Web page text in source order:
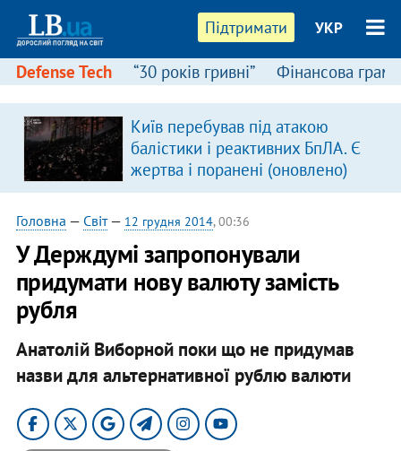
Підтримати УКР
Defense Tech “30 років гривні” Фінансова
Київ перебував під атакою
балістики і реактивних БпЛА. Є
жертва і поранені (оновлено)
Головна — Світ— 12 грудня 2014, 00:36
У Держдумі запропонували
придумати нову валюту замість
рубля
Анатолій Виборной поки що не придумав
назви для альтернативної рублю валюти